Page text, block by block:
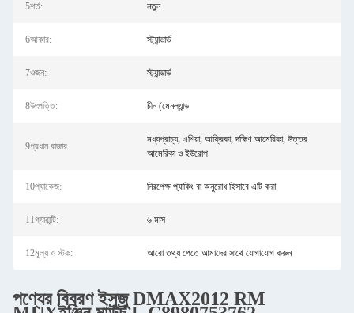
5শর্ত: নতুন
6আকার: স্ট্যান্ডার্ড
7ওজন: স্ট্যান্ডার্ড
8উৎপত্তি: চীন (মেনল্যান্ড
9প্রধান বাজার:
মধ্যপ্রাচ্য, এশিয়া, আফ্রিকা, দক্ষিণ আমেরিকা, উত্তর
আমেরিকা ও ইউরোপ
10প্যাকেজ: নিরপেক্ষ প্যাকিং বা অনুরোধ হিসাবে এটি করা
11গ্যারান্টি: ৬ মাস
12মূল্য ও স্টক: আরো তথ্য পেতে আমাদের সাথে যোগাযোগ করুন
পণ্যের বিবরণ ইসুজু DMAX2012 RM